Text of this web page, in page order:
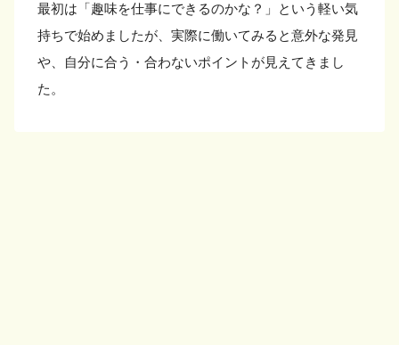
最初は「趣味を仕事にできるのかな？」という軽い気
持ちで始めましたが、実際に働いてみると意外な発見
や、自分に合う・合わないポイントが見えてきまし
た。